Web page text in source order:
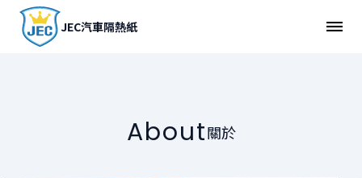
JEC汽車隔熱紙
About關於